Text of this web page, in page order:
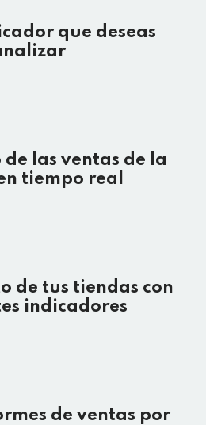
que deseas
las ventas de la
tiempo real
de tus tiendas con
indicadores
de ventas por